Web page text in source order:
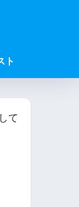
ト
て